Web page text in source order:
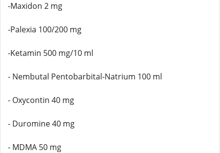
-Maxidon 2 mg
-Palexia 100/200 mg
-Ketamin 500 mg/10 ml
- Nembutal Pentobarbital-Natrium 100 ml
- Oxycontin 40 mg
- Duromine 40 mg
- MDMA 50 mg